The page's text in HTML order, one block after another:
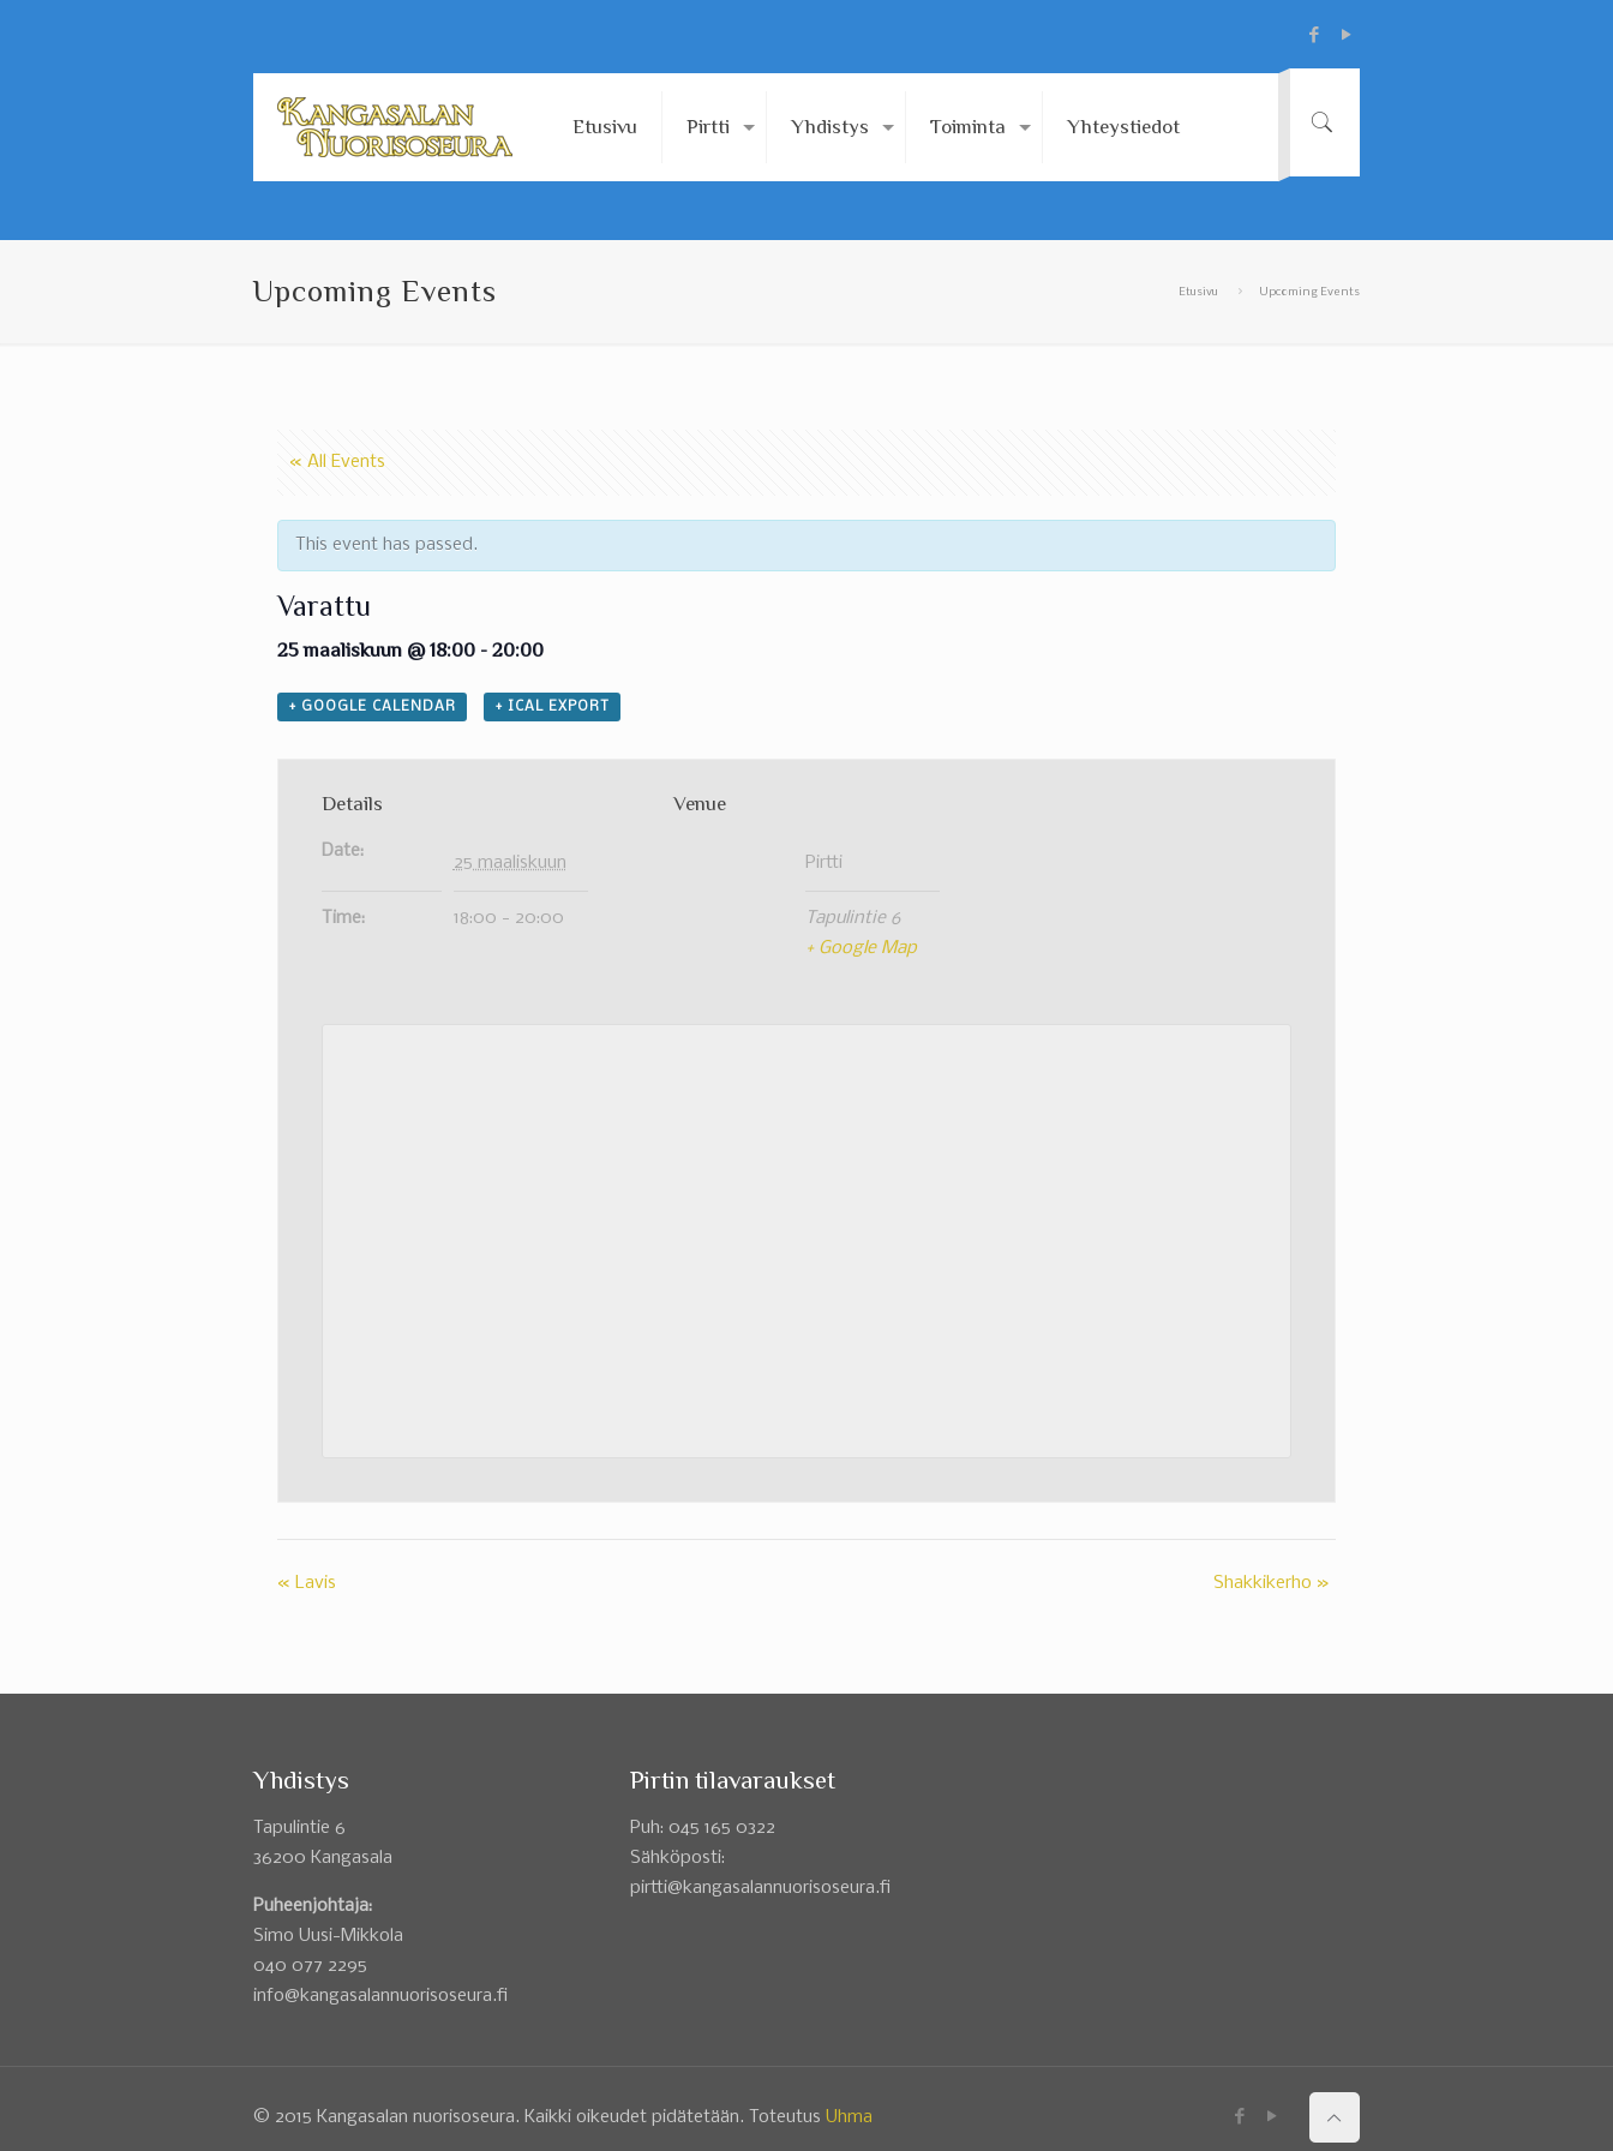
Etusivu Pirtti Yhdistys Toiminta Yhteystiedot
Upcoming Events Etusivu Upcoming Events
« All Events
This event has passed.
Varattu
25 maaliskuun @ 18:00 -20:00
+ GOOGLE CALENDAR + ICAL EXPORT
Details
Date:
25 maaliskuun
Time: 18:00 - 20:00
Venue
Pirtti
Tapulintie 6
+ Google Map
« Lavis Shakkikerho »
Yhdistys
Tapulintie 6
36200 Kangasala
Puheenjohtaja:
Simo Uusi-Mikkola
040 077 2295
info@kangasalannuorisoseura.fi
Pirtin tilavaraukset
Puh: 045 165 0322
Sähköposti:
pirtti@kangasalannuorisoseura.fi
© 2015 Kangasalan nuorisoseura. Kaikki oikeudet pidätetään. ToteutusUhma